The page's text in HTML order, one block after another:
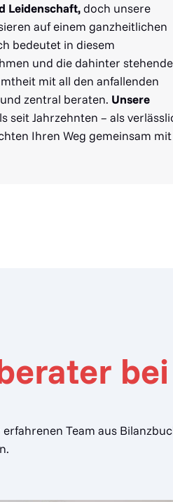
Leidenschaft,doch unsere
auf einem ganzheitlichen
bedeutet in diesem
und die dahinter
mit all den anfallenden
zentral beraten. Unsere
seit Jahrzehnten – als
Ihren Weg gemeinsam mit
Team aus